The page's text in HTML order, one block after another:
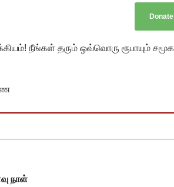
Donate
நீங்கள் தரும் ஒவ்வொரு ரூபாயும்
நாள்